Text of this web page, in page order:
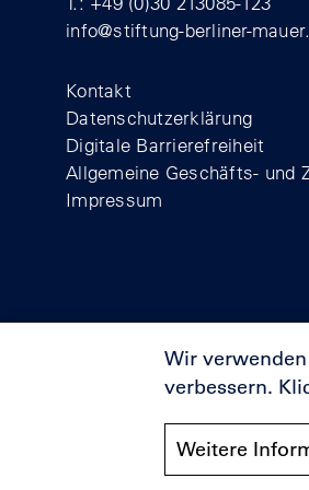
info@stiftung-berliner-
Kontakt
Datenschutzerklärung
Digitale Barrierefreiheit
Allgemeine Geschäfts- und
Impressum
Wir
verbessern.
Weitere